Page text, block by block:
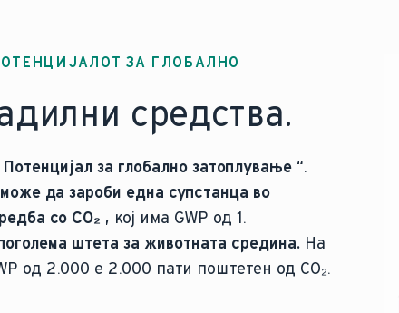
ЗА ГЛОБАЛНО
средства.
Потенцијал за глобално затоплување “.
да зароби една супстанца во
со CO₂ , кој има GWP од 1.
штета за животната средина. На
од 2.000 е 2.000 пати поштетен од CO₂.